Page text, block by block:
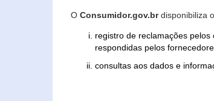
O Consumidor.gov.brdisponibiliza
registro de reclamações
respondidas pelos
consultas aos dados e